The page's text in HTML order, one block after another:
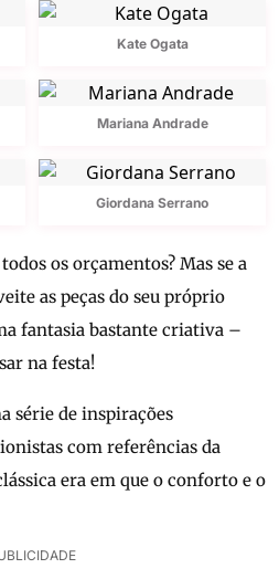
Kate Ogata
Mariana Andrade
Giordana Serrano
os orçamentos? Mas se a
as peças do seu próprio
fantasia bastante criativa –
na festa!
série de inspirações
com referências da
era em que o conforto e o